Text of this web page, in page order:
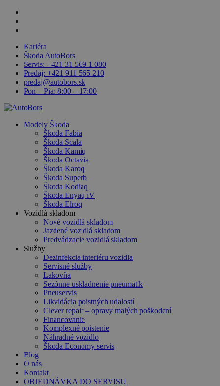
Skip
main
Kariéra
Škoda AutoBors
Servis: +421 31 569 1 080
Predaj: +421 911 565 210
predaj@autobors.sk
Pon – Pia: 8:00 – 17:00
search
Menu
Modely Škoda
Škoda Fabia
Škoda Scala
Škoda Kamiq
Škoda Octavia
Škoda Karoq
Škoda Superb
Škoda Kodiaq
Škoda Enyaq iV
Škoda Elroq
Vozidlá skladom
Nové vozidlá skladom
Jazdené vozidlá skladom
Predvádzacie vozidlá skladom
Služby
Dezinfekcia interiéru vozidla
Servisné služby
Lakovňa
Sezónne uskladnenie pneumatík
Pneuservis
Likvidácia poistných udalostí
Clever repair – opravy malých poškodení
Financovanie
Komplexné poistenie
Náhradné vozidlo
Škoda Economy servis
Blog
O nás
Kontakt
OBJEDNÁVKA DO SERVISU